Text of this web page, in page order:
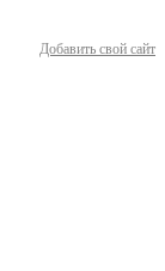
Добавить свой сайт